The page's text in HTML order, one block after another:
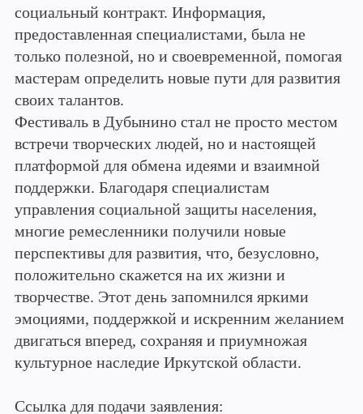
социальный контракт. Информация,
предоставленная специалистами, была не
только полезной, но и своевременной, помогая
мастерам определить новые пути для развития
своих талантов.
Фестиваль в Дубынино стал не просто местом
встречи творческих людей, но и настоящей
платформой для обмена идеями и взаимной
поддержки. Благодаря специалистам
управления социальной защиты населения,
многие ремесленники получили новые
перспективы для развития, что, безусловно,
положительно скажется на их жизни и
творчестве. Этот день запомнился яркими
эмоциями, поддержкой и искренним желанием
двигаться вперед, сохраняя и приумножая
культурное наследие Иркутской области.
Ссылка для подачи заявления: